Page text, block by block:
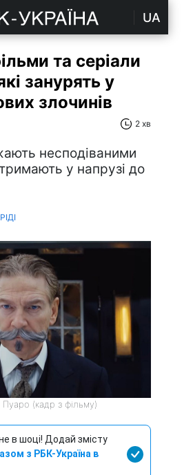
UA
та серіали
занурять у
злочинів
2 хв
несподіваними
у напрузі до
(кадр з фільму)
в шоці! Додай змісту
з РБК-Україна в